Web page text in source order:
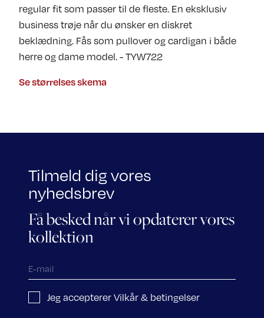
regular fit som passer til de fleste. En eksklusiv
business trøje når du ønsker en diskret
beklædning. Fås som pullover og cardigan i både
herre og dame model. - TYW722
Se størrelses skema
Tilmeld dig vores
nyhedsbrev
Få besked når vi opdaterer vores
kollektion
Jeg accepterer Vilkår & betingelser